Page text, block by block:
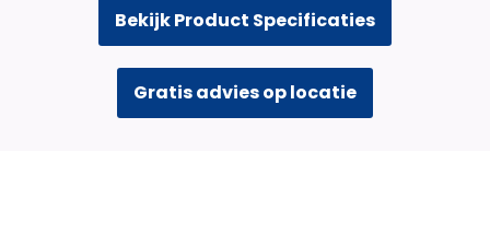
Bekijk Product Specificaties
Gratis advies op locatie